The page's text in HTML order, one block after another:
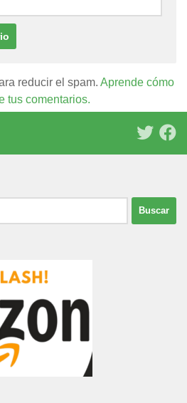
reducir el spam. Aprende cómo
tus comentarios.